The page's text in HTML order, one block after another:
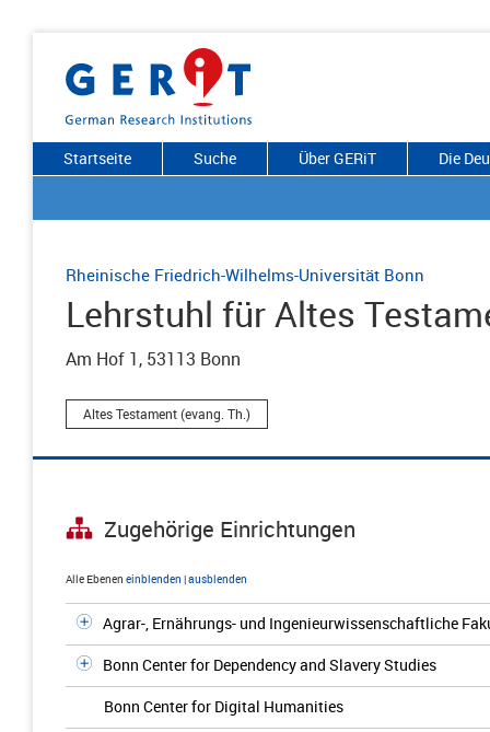
Startseite Suche Über GERiT Die
Rheinische Friedrich-Wilhelms-Universität Bonn
Lehrstuhl für Altes
Am Hof 1, 53113 Bonn
Altes Testament (evang. Th.)
Zugehörige Einrichtungen
Alle Ebenen einblenden |ausblenden
Agrar-, Ernährungs- und Ingenieurwissenschaftliche
Bonn Center for Dependency and Slavery Studies
Bonn Center for Digital Humanities